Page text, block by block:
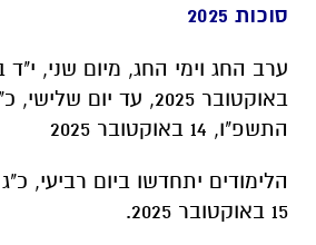
סוכות 2025
באוקטובר 2025, עד יום
התשפ"ו, 14 באוקטובר 2025
הלימודים יתחדשו ביום רביעי,
15 באוקטובר 2025.